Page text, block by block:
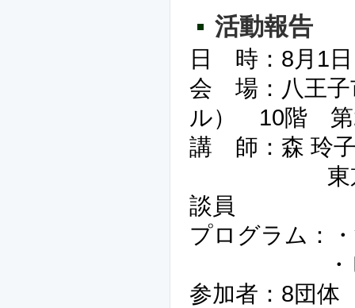
活動報告
日 時：8月1日
会 場：八王子
ル） 10階 第
講 師：森 玲
東京ボラ
談員
プログラム：
・ビジョ
参加者：8団